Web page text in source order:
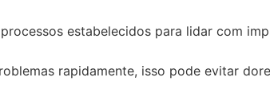
estabelecidos para lidar com
rapidamente, isso pode evitar